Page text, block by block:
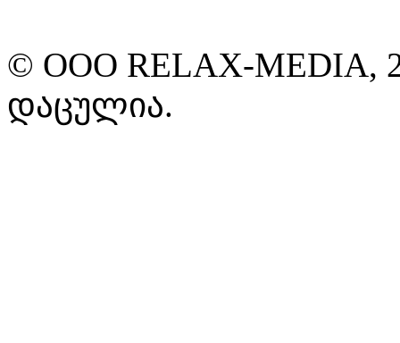
© ООО RELAX-MEDIA,
დაცულია.